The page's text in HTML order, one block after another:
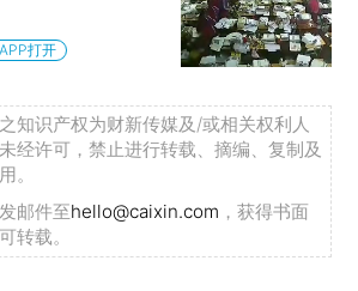
APP打开
知识产权为财新传媒及/或相关权利人
经许可，禁止进行转载、摘编、复制及
。
邮件至hello@caixin.com ，获得书面
转载。